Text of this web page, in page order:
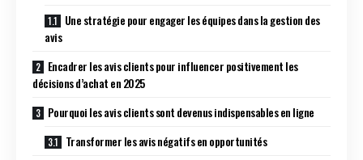
Une stratégie pour engager les équipes dans la gestion des
avis
Encadrer les avis clients pour influencer positivement les
décisions d’achat en 2025
Pourquoi les avis clients sont devenus indispensables en ligne
Transformer les avis négatifs en opportunités